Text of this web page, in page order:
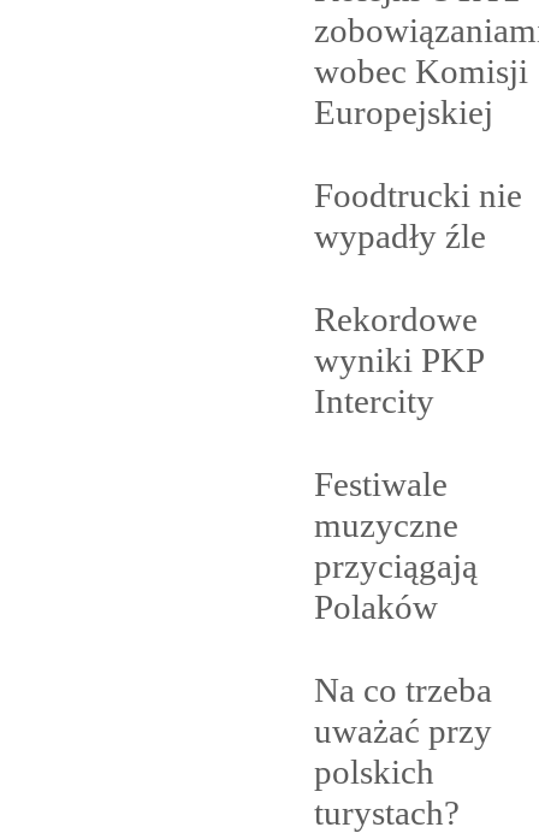
wobec Komisji
Europejskiej
Foodtrucki nie
wypadły źle
Rekordowe
wyniki PKP
Intercity
Festiwale
muzyczne
przyciągają
Polaków
Na co trzeba
uważać przy
polskich
turystach?